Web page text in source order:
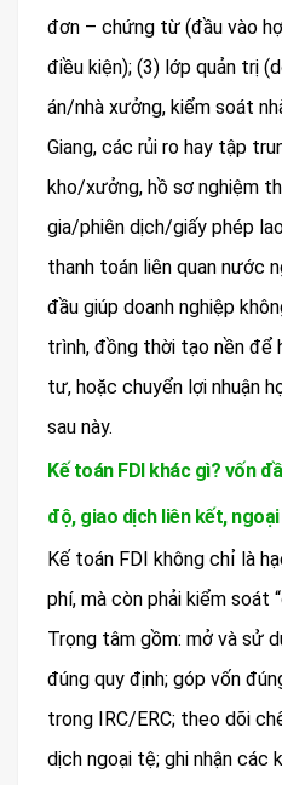
đơn – chứng từ (đầu vào
điều kiện); (3) lớp quản trị
án/nhà xưởng, kiểm soát
Giang, các rủi ro hay tập
kho/xưởng, hồ sơ nghiệm
gia/phiên dịch/giấy phép
thanh toán liên quan nước
đầu giúp doanh nghiệp
trình, đồng thời tạo nền để
tư, hoặc chuyển lợi nhuận
sau này.
Kế toán FDI khác gì? vốn
độ, giao dịch liên kết,
Kế toán FDI không chỉ là
phí, mà còn phải kiểm soát
Trọng tâm gồm: mở và sử
đúng quy định; góp vốn
trong IRC/ERC; theo dõi
dịch ngoại tệ; ghi nhận các